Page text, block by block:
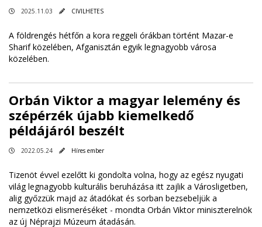
2025.11.03 CIVILHETES
A földrengés hétfőn a kora reggeli órákban történt Mazar-e
Sharif közelében, Afganisztán egyik legnagyobb városa
közelében.
Orbán Viktor a magyar lelemény és
szépérzék újabb kiemelkedő
példájáról beszélt
2022.05.24 Híres ember
Tizenöt évvel ezelőtt ki gondolta volna, hogy az egész nyugati
világ legnagyobb kulturális beruházása itt zajlik a Városligetben,
alig győzzük majd az átadókat és sorban bezsebeljük a
nemzetközi elismeréséket - mondta Orbán Viktor miniszterelnök
az új Néprajzi Múzeum átadásán.